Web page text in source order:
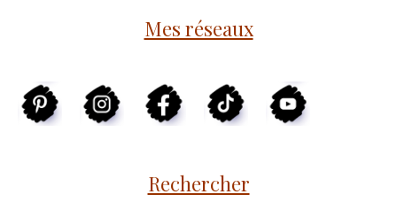
Mes réseaux
Rechercher